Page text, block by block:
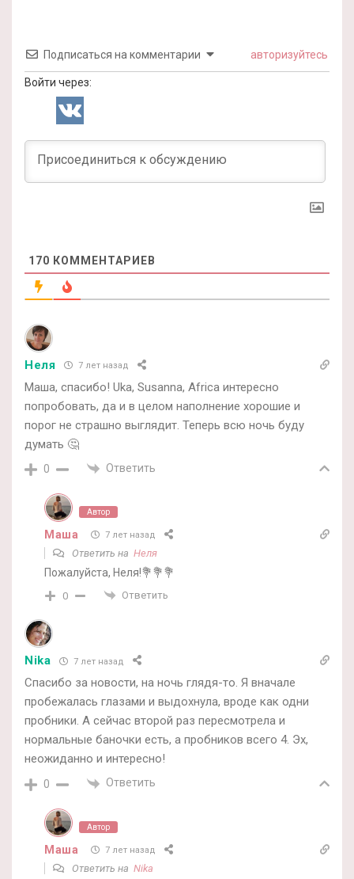
Подписаться на комментарии авторизуйтесь
Войти через:
170 КОММЕНТАРИЕВ
Неля 7 лет назад
Маша, спасибо! Uka, Susanna, Africa интересно
попробовать, да и в целом наполнение хорошие и
порог не страшно выглядит. Теперь всю ночь буду
думать 🤔
0 Ответить
Автор
Маша 7 лет назад
Ответить на Неля
Пожалуйста, Неля!💐💐💐
0 Ответить
Nika 7 лет назад
Спасибо за новости, на ночь глядя-то. Я вначале
пробежалась глазами и выдохнула, вроде как одни
пробники. А сейчас второй раз пересмотрела и
нормальные баночки есть, а пробников всего 4. Эх,
неожиданно и интересно!
0 Ответить
Автор
Маша 7 лет назад
Ответить на Nika